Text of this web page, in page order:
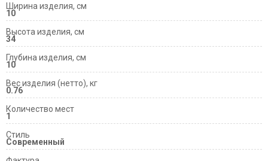
Ширина изделия, см
10
Высота изделия, см
34
Глубина изделия, см
10
Вес изделия (нетто), кг
0.76
Количество мест
1
Стиль
Современный